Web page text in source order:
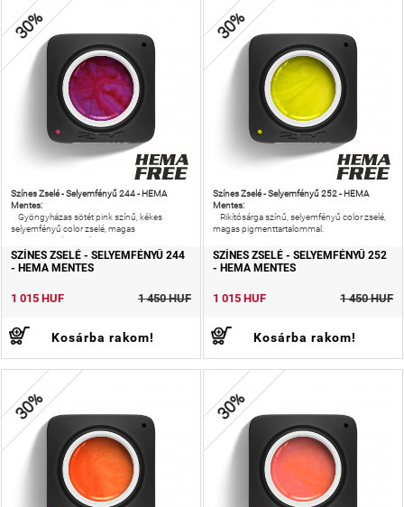
30%
Színes Zselé - Selyemfényű 244 - HEMA
Mentes:
Gyöngyházas sötét pink színű, kékes
selyemfényű color zselé, magas
pigmenttartalommal.
SZÍNES ZSELÉ - SELYEMFÉNYŰ 244
- HEMA MENTES
1 015 HUF 1 450 HUF
Kosárba rakom!
30%
Színes Zselé - Selyemfényű 252 - HEMA
Mentes:
Rikítósárga színű, selyemfényű color zselé,
magas pigmenttartalommal.
SZÍNES ZSELÉ - SELYEMFÉNYŰ 252
- HEMA MENTES
1 015 HUF 1 450 HUF
Kosárba rakom!
30% 30%